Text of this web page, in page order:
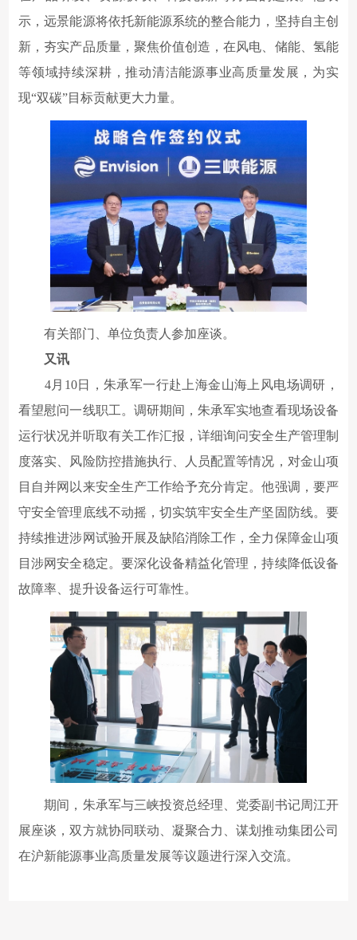
示，远景能源将依托新能源系统的整合能力，坚持自主创
新，夯实产品质量，聚焦价值创造，在风电、储能、氢能
等领域持续深耕，推动清洁能源事业高质量发展，为实
现“双碳”目标贡献更大力量。
有关部门、单位负责人参加座谈。
又讯
4月10日，朱承军一行赴上海金山海上风电场调研，
看望慰问一线职工。调研期间，朱承军实地查看现场设备
运行状况并听取有关工作汇报，详细询问安全生产管理制
度落实、风险防控措施执行、人员配置等情况，对金山项
目自并网以来安全生产工作给予充分肯定。他强调，要严
守安全管理底线不动摇，切实筑牢安全生产坚固防线。要
持续推进涉网试验开展及缺陷消除工作，全力保障金山项
目涉网安全稳定。要深化设备精益化管理，持续降低设备
故障率、提升设备运行可靠性。
期间，朱承军与三峡投资总经理、党委副书记周江开
展座谈，双方就协同联动、凝聚合力、谋划推动集团公司
在沪新能源事业高质量发展等议题进行深入交流。